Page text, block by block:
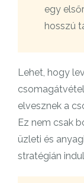
egy
hosszú
Lehet, hogy
elvesznek a
Ez nem csak
üzleti és
stratégián